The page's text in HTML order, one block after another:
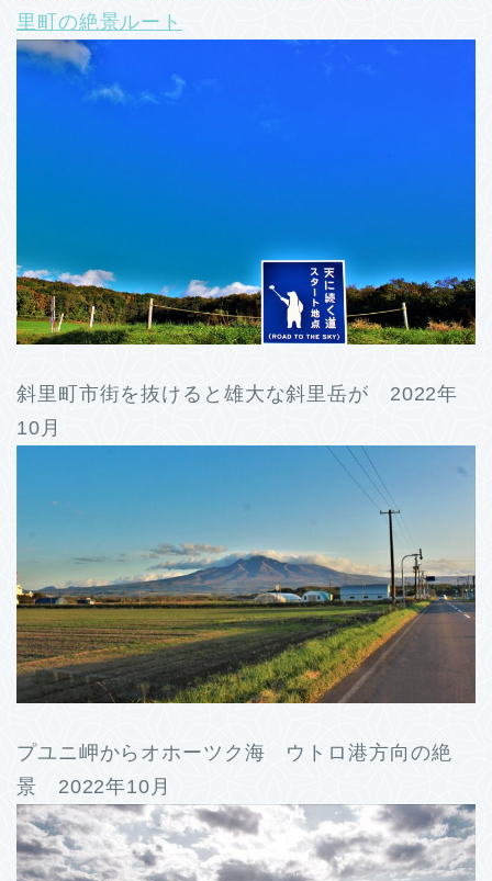
里町の絶景ルート
斜里町市街を抜けると雄大な斜里岳が 2022年
10月
プユニ岬からオホーツク海 ウトロ港方向の絶
景 2022年10月